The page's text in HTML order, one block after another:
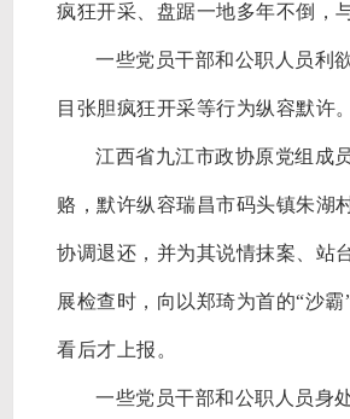
疯狂开采、盘踞一地多年不倒，
一些党员干部和公职人员利
目张胆疯狂开采等行为纵容默许。
江西省九江市政协原党组成
赂，默许纵容瑞昌市码头镇朱湖
协调退还，并为其说情抹案、站
展检查时，向以郑琦为首的“沙
看后才上报。
一些党员干部和公职人员身